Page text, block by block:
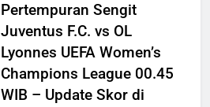
Pertempuran Sengit
Juventus F.C. vs OL
Lyonnes UEFA Women’s
Champions League 00.45
WIB – Update Skor di